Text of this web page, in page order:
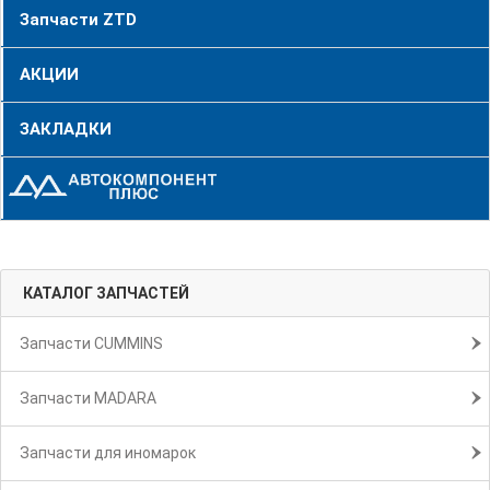
Запчасти ZTD
АКЦИИ
ЗАКЛАДКИ
КАТАЛОГ ЗАПЧАСТЕЙ
Запчасти CUMMINS
Запчасти MADARA
Запчасти для иномарок